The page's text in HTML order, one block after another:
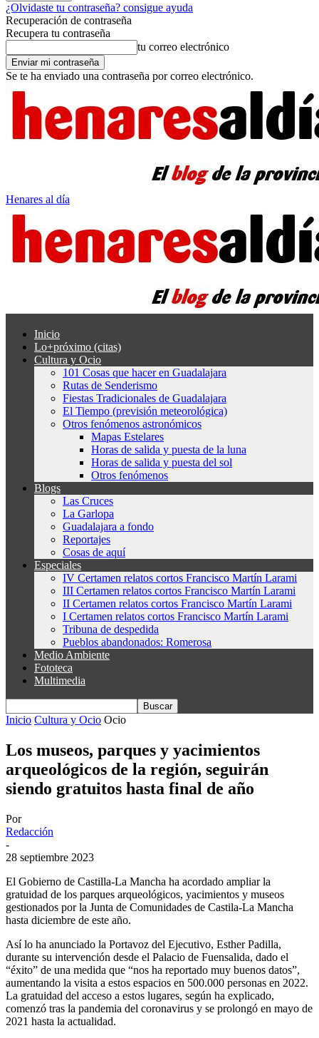
¿Olvidaste tu contraseña? consigue ayuda
Recuperación de contraseña
Recupera tu contraseña
tu correo electrónico
Se te ha enviado una contraseña por correo electrónico.
Henares al día
Inicio
Lo+próximo (citas)
Cultura y Ocio
101 Cosas que hacer en Guadalajara
Rutas de Senderismo
Fiestas Tradicionales de Guadalajara
El Tiempo (previsión meteorológica)
Otros fenómenos astronómicos
Mapas Estelares
Horas de salida y puesta de la luna
Horas de salida y puesta del sol
Otros fenómenos
Blogs
Las Cruces
La Garlopa
Guadalajara a fondo
Reportajes
Cosas de aquí
Especiales
IV Certamen relatos cortos Francisco Martín Larami
III Certamen relatos cortos Francisco Martín Larami
II Certamen relatos cortos Francisco Martín Larami
I Certamen relatos cortos Francisco Martín Larami
Tribuna de despedida
Pueblos abandonados: Romerosa
Medio Ambiente
Fototeca
Multimedia
Inicio Cultura y Ocio Ocio
Los museos, parques y yacimientos
arqueológicos de la región, seguirán
siendo gratuitos hasta final de año
Por
Redacción
-
28 septiembre 2023
El Gobierno de Castilla-La Mancha ha acordado ampliar la
gratuidad de los parques arqueológicos, yacimientos y museos
gestionados por la Junta de Comunidades de Castila-La Mancha
hasta diciembre de este año.
Así lo ha anunciado la Portavoz del Ejecutivo, Esther Padilla,
durante su intervención desde el Palacio de Fuensalida, dado el
“éxito” de una medida que “nos ha reportado muy buenos datos”,
aumentando la visita a estos espacios en 500.000 personas en 2022.
La gratuidad del acceso a estos lugares, según ha explicado,
comenzó tras la pandemia del coronavirus y se prolongó en mayo de
2021 hasta la actualidad.